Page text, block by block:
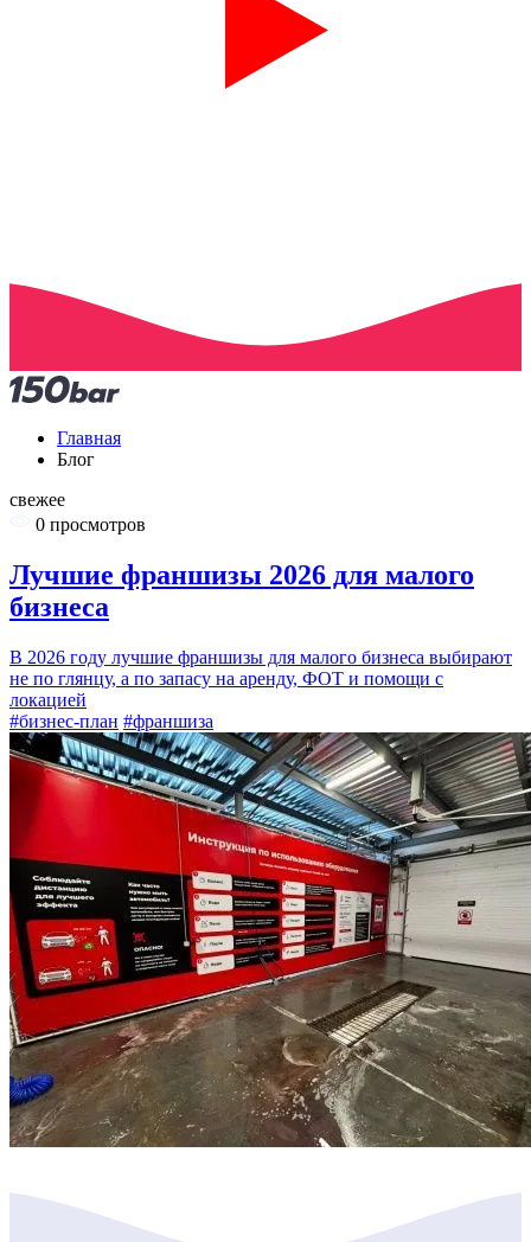
Главная
Блог
свежее
0 просмотров
Лучшие франшизы 2026 для малого
бизнеса
В 2026 году лучшие франшизы для малого бизнеса выбирают
не по глянцу, а по запасу на аренду, ФОТ и помощи с
локацией
#бизнес-план #франшиза